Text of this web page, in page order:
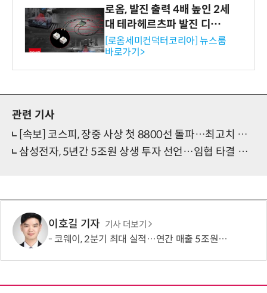
로옴, 발진 출력 4배 높인 2세
대 테라헤르츠파 발진 디바이
스 개발
[로옴세미컨덕터코리아] 뉴스룸
바로가기>
관련 기사
[속보] 코스피, 장중 사상 첫 8800선 돌파…최고치 행진
삼성전자, 5년간 5조원 상생 투자 선언…임협 타결 직후 '쇄신' 천명
이호길 기자 기사 더보기
코웨이, 2분기 최대 실적…연간 매출 5조원·영업이익 1조원 '순항'